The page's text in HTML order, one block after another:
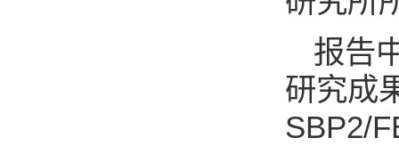
报告
研究成
SBP2/